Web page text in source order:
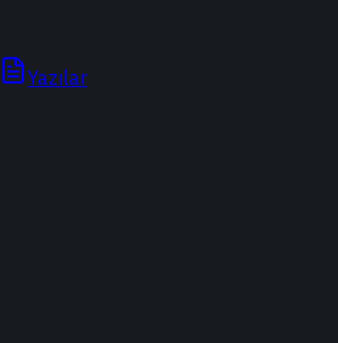
Yazılar